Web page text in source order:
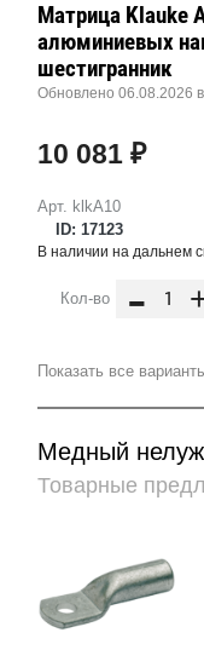
Арт. klkA10
ID: 17123
Матрица Klauke
алюминиевых
шестигранник
Обновлено 06.08.2026
10 081 ₽
В наличии на дальнем
Кол-во -
Показать все
Медный
Товарные